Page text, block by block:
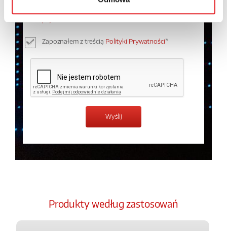
Zapoznałem z treścią Polityki Prywatności*
Produkty według zastosowań